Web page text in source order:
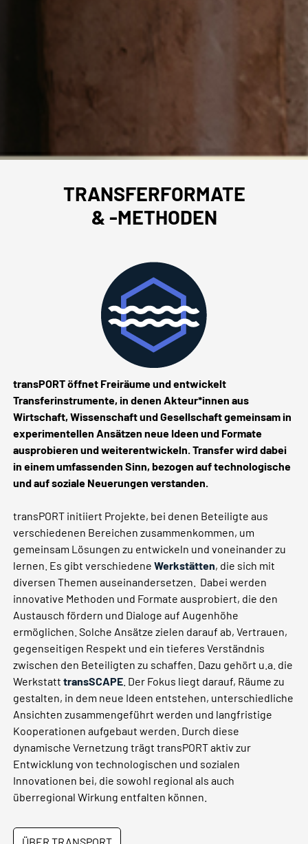
TRANSFERFORMATE
& -METHODEN
transPORT öffnet Freiräume und entwickelt
Transferinstrumente, in denen Akteur*innen aus
Wirtschaft, Wissenschaft und Gesellschaft gemeinsam in
experimentellen Ansätzen neue Ideen und Formate
ausprobieren und weiterentwickeln. Transfer wird dabei
in einem umfassenden Sinn, bezogen auf technologische
und auf soziale Neuerungen verstanden.
transPORT initiiert Projekte, bei denen Beteiligte aus
verschiedenen Bereichen zusammenkommen, um
gemeinsam Lösungen zu entwickeln und voneinander zu
lernen. Es gibt verschiedeneWerkstätten, die sich mit
diversen Themen auseinandersetzen. Dabei werden
innovative Methoden und Formate ausprobiert, die den
Austausch fördern und Dialoge auf Augenhöhe
ermöglichen. Solche Ansätze zielen darauf ab, Vertrauen,
gegenseitigen Respekt und ein tieferes Verständnis
zwischen den Beteiligten zu schaffen. Dazu gehört u.a. die
WerkstatttransSCAPE . Der Fokus liegt darauf, Räume zu
gestalten, in dem neue Ideen entstehen, unterschiedliche
Ansichten zusammengeführt werden und langfristige
Kooperationen aufgebaut werden. Durch diese
dynamische Vernetzung trägt transPORT aktiv zur
Entwicklung von technologischen und sozialen
Innovationen bei, die sowohl regional als auch
überregional Wirkung entfalten können.